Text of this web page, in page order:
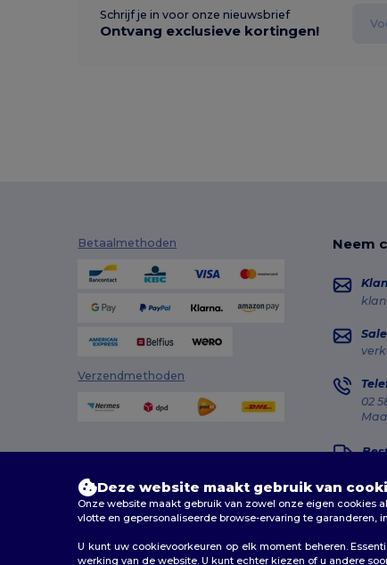
Schrijf je in voor onze nieuwsbrief
Ontvang exclusieve kortingen!
Betaalmethoden
Verzendmethoden
Neem
02
2026. Alle rechten voorbehouden
Deze website maakt gebruik van
Onze website maakt gebruik van zowel onze eigen cookies
vlotte en gepersonaliseerde browse-ervaring te
U kunt uw cookievoorkeuren op elk moment beheren.
werking van de website. U kunt echter kiezen of u andere